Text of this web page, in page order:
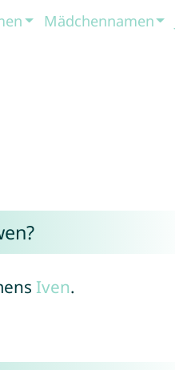
Mädchennamen
Iven.